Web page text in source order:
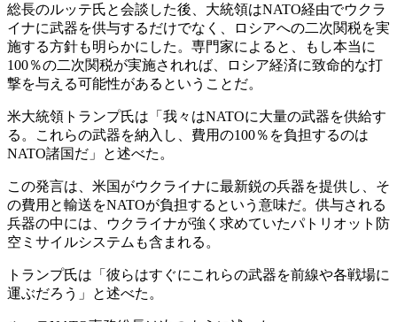
総長のルッテ氏と会談した後、大統領はNATO経由でウクラ
イナに武器を供与するだけでなく、ロシアへの二次関税を実
施する方針も明らかにした。専門家によると、もし本当に
100％の二次関税が実施されれば、ロシア経済に致命的な打
撃を与える可能性があるということだ。
米大統領トランプ氏は「我々はNATOに大量の武器を供給す
る。これらの武器を納入し、費用の100％を負担するのは
NATO諸国だ」と述べた。
この発言は、米国がウクライナに最新鋭の兵器を提供し、そ
の費用と輸送をNATOが負担するという意味だ。供与される
兵器の中には、ウクライナが強く求めていたパトリオット防
空ミサイルシステムも含まれる。
トランプ氏は「彼らはすぐにこれらの武器を前線や各戦場に
運ぶだろう」と述べた。